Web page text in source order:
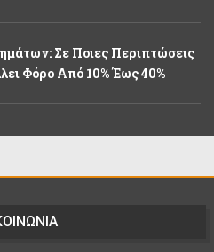
Σε Ποιες Περιπτώσεις
Φόρο Από 10% Έως 40%